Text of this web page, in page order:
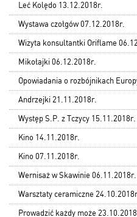
Leć Kolędo 13.12.2018r.
Wystawa czołgów 07.12.2018r.
Wizyta konsultantki Oriflame
Mikołajki 06.12.2018r.
Opowiadania o rozbójnikach
Andrzejki 21.11.2018r.
Występ S.P. z Tczycy 15.11.2018r.
Kino 14.11.2018r.
Kino 07.11.2018r.
Wernisaż w Skawinie 06.11.2018r.
Warsztaty ceramiczne
Prowadzić każdy może